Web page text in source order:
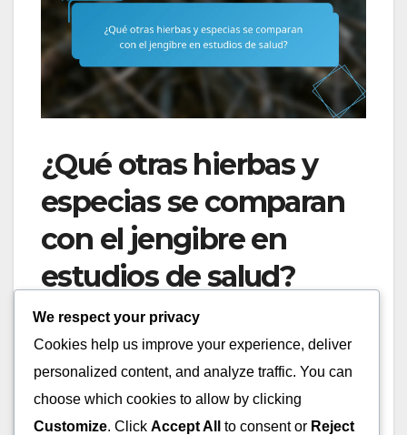
¿Qué otras hierbas y
especias se comparan
con el jengibre en
estudios de salud?
El jengibre a menudo se compara con otras
hierbas y especias como la cúrcuma, el ajo y la
canela en estudios de salud debido a sus
beneficios para la salud similares. Estas
comparaciones se centran en sus propiedades
We respect your privacy
Cookies help us improve your experience, deliver
personalized content, and analyze traffic. You can
choose which cookies to allow by clicking
Customize. Click Accept All to consent or Reject